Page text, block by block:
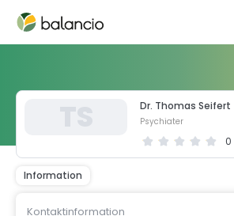
Dr. Thomas Seifert
Psychiater
0
Information
Kontaktinformation